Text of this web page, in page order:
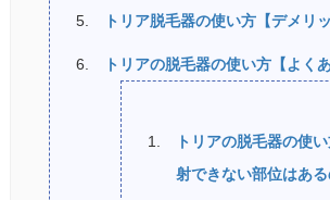
トリア脱毛器の使い方【デメリッ
トリアの脱毛器の使い方【よく
トリアの脱毛器の使
射できない部位はある